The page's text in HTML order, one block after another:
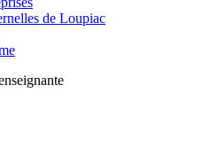
de Loupiac